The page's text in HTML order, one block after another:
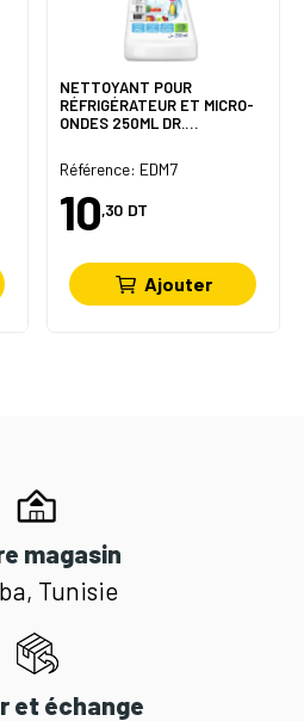
NETTOYANT POUR
RÉFRIGÉRATEUR ET MICRO-
ONDES 250ML DR.
Référence: EDM7
10,30 DT
Ajouter
magasin
Tunisie
et échange